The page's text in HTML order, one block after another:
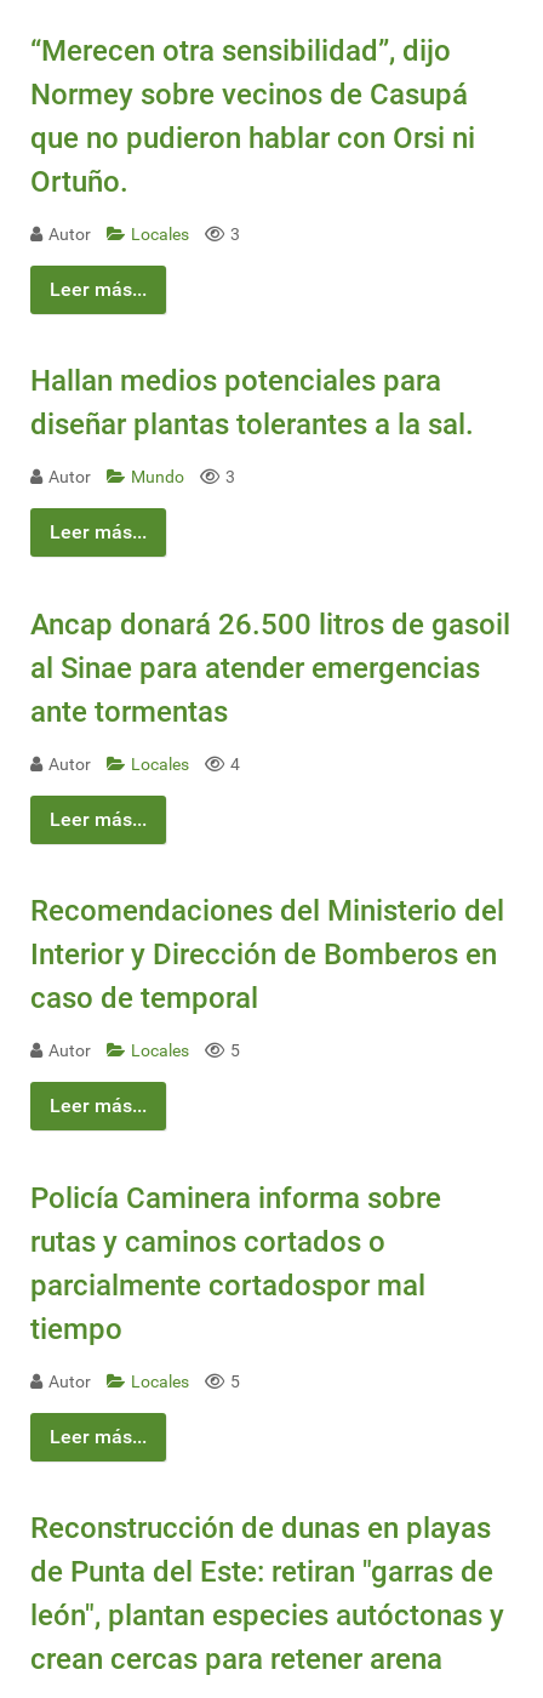
“Merecen otra sensibilidad”, dijo
Normey sobre vecinos de Casupá
que no pudieron hablar con Orsi ni
Ortuño.
Autor Locales 3
Leer más...
Hallan medios potenciales para
diseñar plantas tolerantes a la sal.
Autor Mundo 3
Leer más...
Ancap donará 26.500 litros de gasoil
al Sinae para atender emergencias
ante tormentas
Autor Locales 4
Leer más...
Recomendaciones del Ministerio del
Interior y Dirección de Bomberos en
caso de temporal
Autor Locales 5
Leer más...
Policía Caminera informa sobre
rutas y caminos cortados o
parcialmente cortadospor mal
tiempo
Autor Locales 5
Leer más...
Reconstrucción de dunas en playas
de Punta del Este: retiran "garras de
león", plantan especies autóctonas y
crean cercas para retener arena